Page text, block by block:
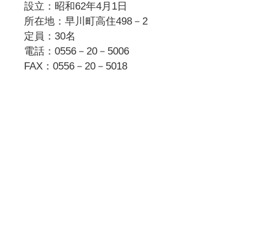
設立：昭和62年4月1日
所在地：早川町高住498－2
定員：30名
電話：0556－20－5006
FAX：0556－20－5018